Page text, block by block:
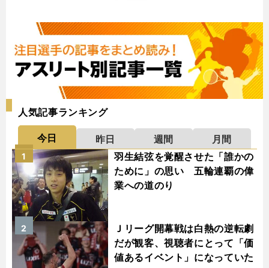
人気記事ランキング
今日 昨日 週間
月間
羽生結弦を覚醒させた「誰かの
ために」の思い 五輪連覇の偉
業への道のり
1
Ｊリーグ開幕戦は白熱の逆転劇
だが観客、視聴者にとって「価
値あるイベント」になっていた
2